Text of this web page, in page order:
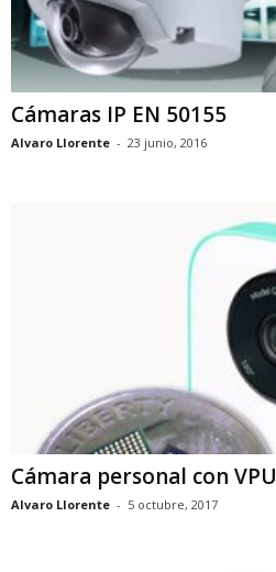
Cámaras IP EN 50155
Alvaro Llorente - 23 junio, 2016
Cámara personal con VPU
Alvaro Llorente - 5 octubre, 2017